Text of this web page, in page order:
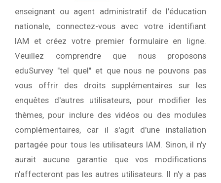
enseignant ou agent administratif de l'éducation
nationale, connectez-vous avec votre identifiant
IAM et créez votre premier formulaire en ligne.
Veuillez comprendre que nous proposons
eduSurvey "tel quel" et que nous ne pouvons pas
vous offrir des droits supplémentaires sur les
enquêtes d'autres utilisateurs, pour modifier les
thèmes, pour inclure des vidéos ou des modules
complémentaires, car il s'agit d'une installation
partagée pour tous les utilisateurs IAM. Sinon, il n'y
aurait aucune garantie que vos modifications
n'affecteront pas les autres utilisateurs. Il n'y a pas